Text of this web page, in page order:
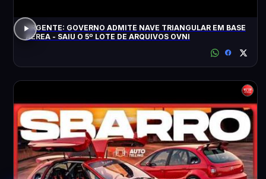
URGENTE: GOVERNO ADMITE NAVE TRIANGULAR EM BASE
AÉREA - SAIU O 5º LOTE DE ARQUIVOS OVNI